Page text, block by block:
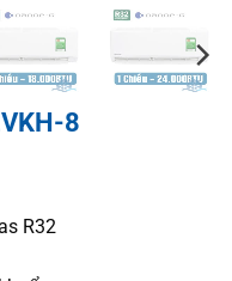
8
R32